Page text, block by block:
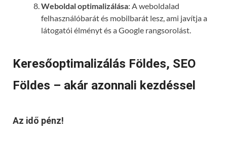
Weboldal optimalizálása: A weboldalad
felhasználóbarát és mobilbarát lesz, ami javítja a
látogatói élményt és a Google rangsorolást.
Keresőoptimalizálás Földes, SEO
Földes – akár azonnali kezdéssel
Az idő pénz!